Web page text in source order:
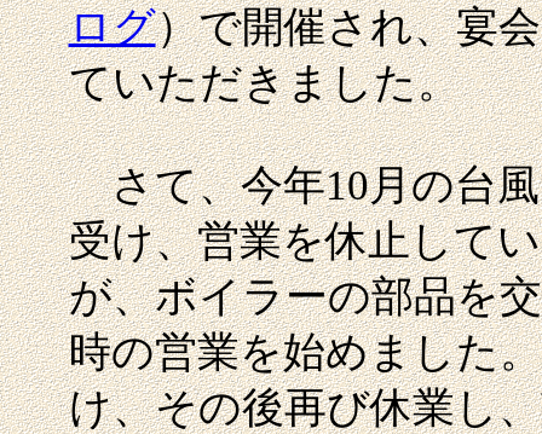
ログ）で開催され、宴
ていただきました。
さて、今年10月の台風
受け、営業を休止して
が、ボイラーの部品を
時の営業を始めました
け、その後再び休業し